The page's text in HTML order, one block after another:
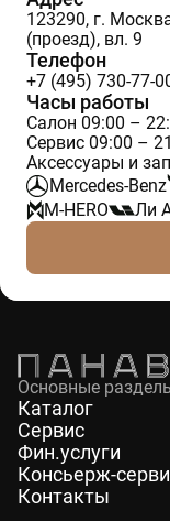
123290, г.
(проезд), вл. 9
Телефон
+7 (495) 730-77-
Часы работы
Салон 09:00 –
Сервис 09:00 –
Аксессуары и
Mercedes-Benz
M-HERO
Ли
Основные
Каталог
Сервис
Фин.услуги
Консьерж-
Контакты